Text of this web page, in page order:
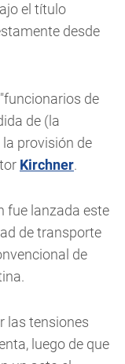
el título
desde
de
de (la
provisión de
Kirchner.
fue lanzada este
de transporte
de
las tensiones
luego de que